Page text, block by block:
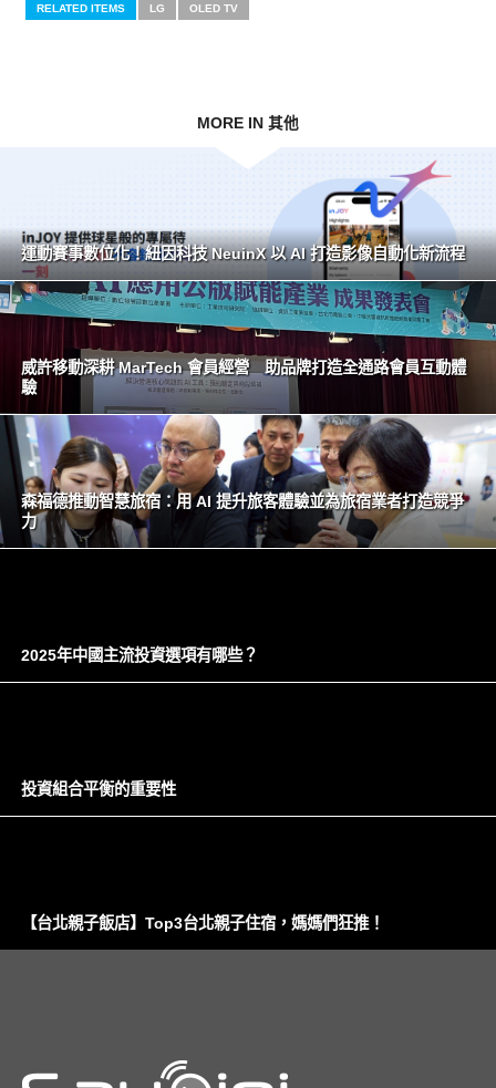
RELATED ITEMS LG OLED TV
MORE IN 其他
運動賽事數位化！紐因科技 NeuinX 以 AI 打造影像自動化新流程
威許移動深耕 MarTech 會員經營 助品牌打造全通路會員互動體
驗
森福德推動智慧旅宿：用 AI 提升旅客體驗並為旅宿業者打造競爭
力
2025年中國主流投資選項有哪些？
投資組合平衡的重要性
【台北親子飯店】Top3台北親子住宿，媽媽們狂推！